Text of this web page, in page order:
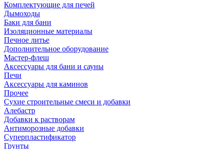
Комплектующие для печей
Дымоходы
Баки для бани
Изоляционные материалы
Печное литье
Дополнительное оборудование
Мастер-флеш
Аксессуары для бани и сауны
Печи
Аксессуары для каминов
Прочее
Сухие строительные смеси и добавки
Алебастр
Добавки к растворам
Антиморозные добавки
Суперпластификатор
Грунты